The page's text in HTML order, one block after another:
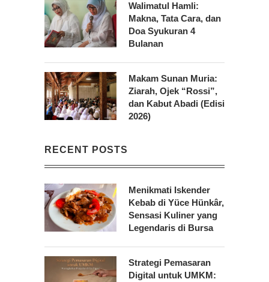
Walimatul Hamli:
Makna, Tata Cara, dan
Doa Syukuran 4
Bulanan
Makam Sunan Muria:
Ziarah, Ojek “Rossi”,
dan Kabut Abadi (Edisi
2026)
RECENT POSTS
Menikmati Iskender
Kebab di Yüce Hünkâr,
Sensasi Kuliner yang
Legendaris di Bursa
Strategi Pemasaran
Digital untuk UMKM: